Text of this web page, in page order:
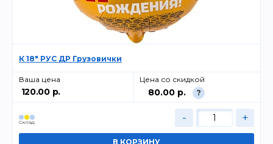
К 18" РУС ДР Грузовички
Ваша цена
120.00 р.
Цена со скидкой
80.00 р. ?
Cклад - +